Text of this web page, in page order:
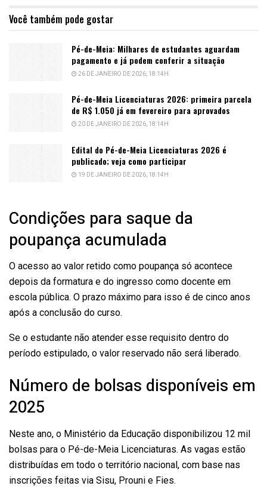
Você também pode gostar
Pé-de-Meia: Milhares de estudantes aguardam
pagamento e já podem conferir a situação
26 DE JANEIRO DE 2026, 18:14H
Pé-de-Meia Licenciaturas 2026: primeira parcela
de R$ 1.050 já em fevereiro para aprovados
20 DE JANEIRO DE 2026, 18:14H
Edital do Pé-de-Meia Licenciaturas 2026 é
publicado; veja como participar
19 DE JANEIRO DE 2026, 18:14H
Condições para saque da
poupança acumulada
O acesso ao valor retido como poupança só acontece
depois da formatura e do ingresso como docente em
escola pública. O prazo máximo para isso é de cinco anos
após a conclusão do curso.
Se o estudante não atender esse requisito dentro do
período estipulado, o valor reservado não será liberado.
Número de bolsas disponíveis em
2025
Neste ano, o Ministério da Educação disponibilizou 12 mil
bolsas para o Pé-de-Meia Licenciaturas. As vagas estão
distribuídas em todo o território nacional, com base nas
inscrições feitas via Sisu, Prouni e Fies.